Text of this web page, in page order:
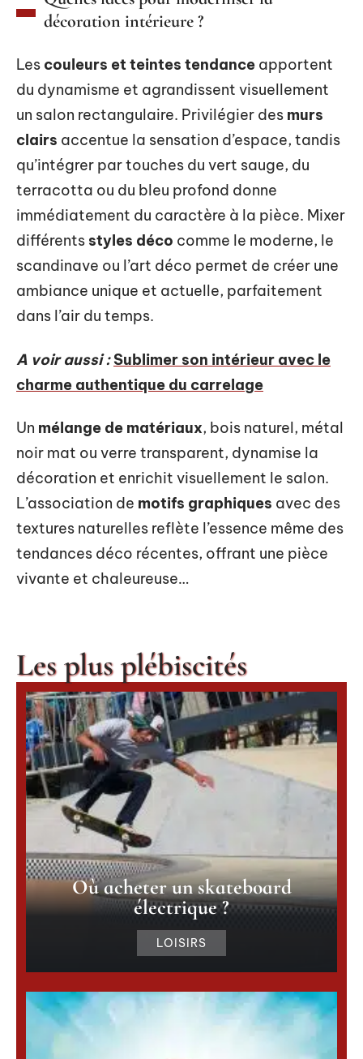
décoration intérieure ?
Les couleurs et teintes tendance apportent
du dynamisme et agrandissent visuellement
un salon rectangulaire. Privilégier des murs
clairs accentue la sensation d’espace, tandis
qu’intégrer par touches du vert sauge, du
terracotta ou du bleu profond donne
immédiatement du caractère à la pièce. Mixer
différents styles déco comme le moderne, le
scandinave ou l’art déco permet de créer une
ambiance unique et actuelle, parfaitement
dans l’air du temps.
A voir aussi : Sublimer son intérieur avec le
charme authentique du carrelage
Un mélange de matériaux, bois naturel, métal
noir mat ou verre transparent, dynamise la
décoration et enrichit visuellement le salon.
L’association de motifs graphiques avec des
textures naturelles reflète l’essence même des
tendances déco récentes, offrant une pièce
vivante et chaleureuse…
Les plus plébiscités
Où acheter un skateboard
électrique ?
LOISIRS